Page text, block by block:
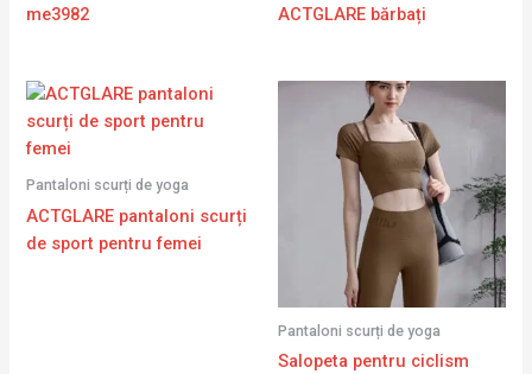
me3982 ACTGLARE bărbați
Pantaloni scurți de yoga
ACTGLARE pantaloni scurți
de sport pentru femei
Pantaloni scurți de yoga
Salopeta pentru ciclism